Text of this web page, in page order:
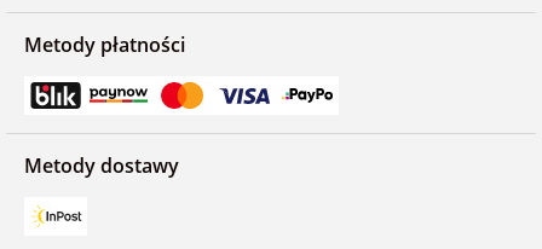
Metody płatności
Metody dostawy